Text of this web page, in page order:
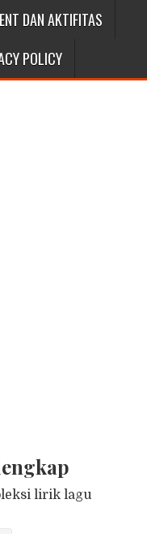
DAN AKTIFITAS
POLICY
lirik lagu